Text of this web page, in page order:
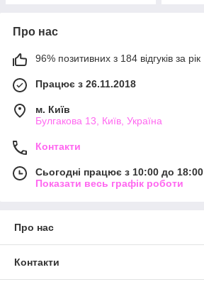
Про нас
96% позитивних з 184 відгуків за рік
Працює з 26.11.2018
м. Київ
Булгакова 13, Київ, Україна
Контакти
Сьогодні працює з 10:00 до 18:00
Показати весь графік роботи
Про нас
Контакти